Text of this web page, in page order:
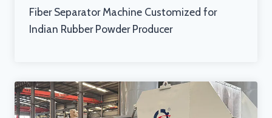
Fiber Separator Machine Customized for
Indian Rubber Powder Producer